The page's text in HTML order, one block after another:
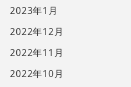
2023年1月
2022年12月
2022年11月
2022年10月